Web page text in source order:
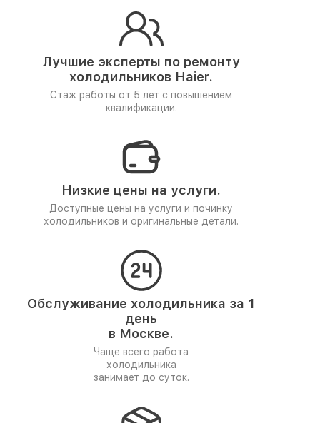
Лучшие эксперты по ремонту
холодильников Haier.
Стаж работы от 5 лет с повышением
квалификации.
Низкие цены на услуги.
Доступные цены на услуги и починку
холодильников и оригинальные детали.
Обслуживание холодильника за 1
день
в Москве.
Чаще всего работа
холодильника
занимает до суток.